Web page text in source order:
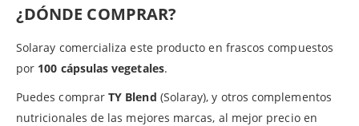
¿DÓNDE COMPRAR?
Solaray comercializa este producto en frascos compuestos
por 100 cápsulas vegetales.
Puedes comprarTY Blend (Solaray), y otros complementos
nutricionales de las mejores marcas, al mejor precio en